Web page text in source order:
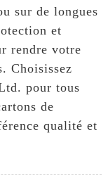
sur de longues
et
rendre votre
Choisissez
pour tous
de
qualité et